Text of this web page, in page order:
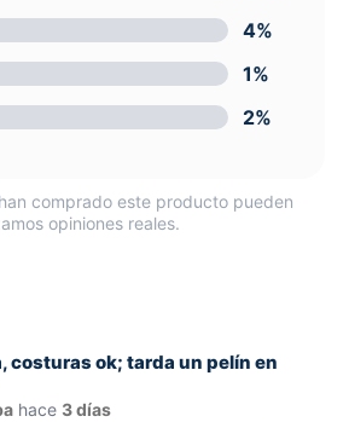
4%
1%
2%
comprado este producto pueden
opiniones reales.
costuras ok; tarda un pelín en
hace 3 días